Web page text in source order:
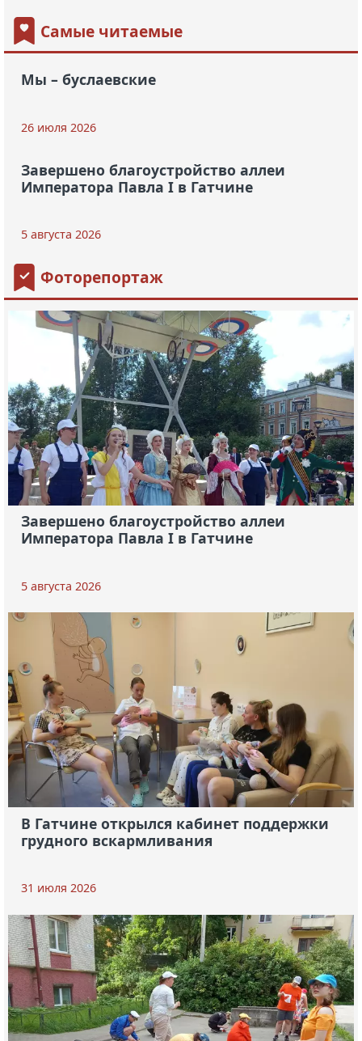
Самые читаемые
Мы – буслаевские
26 июля 2026
Завершено благоустройство аллеи
Императора Павла I в Гатчине
5 августа 2026
Фоторепортаж
Завершено благоустройство аллеи
Императора Павла I в Гатчине
5 августа 2026
В Гатчине открылся кабинет поддержки
грудного вскармливания
31 июля 2026